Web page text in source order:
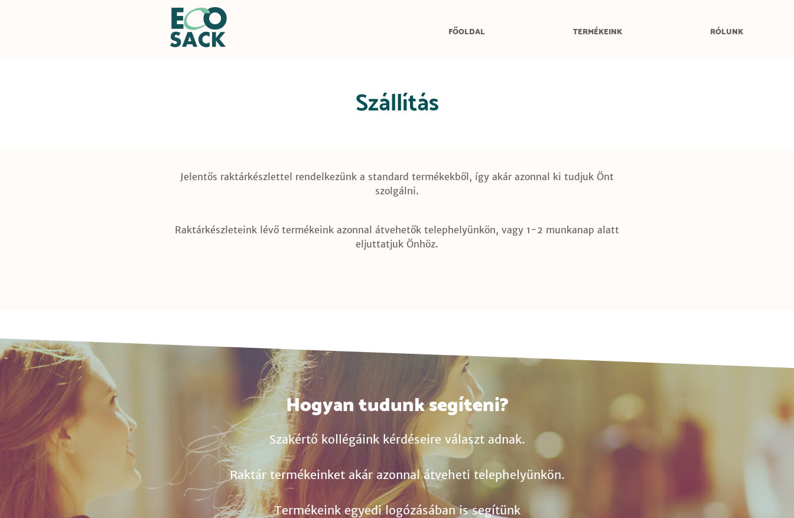
FŐOLDAL TERMÉKEINK RÓLUNK
Szállítás
Jelentős raktárkészlettel rendelkezünk a standard termékekből, így akár azonnal ki tudjuk Önt
szolgálni.
Raktárkészleteink lévő termékeink azonnal átvehetők telephelyünkön, vagy 1-2 munkanap alatt
eljuttatjuk Önhöz.
Hogyan tudunk segíteni?
Szakértő kollégáink kérdéseire választ adnak.
Raktár termékeinket akár azonnal átveheti telephelyünkön.
Termékeink egyedi logózásában is segítünk